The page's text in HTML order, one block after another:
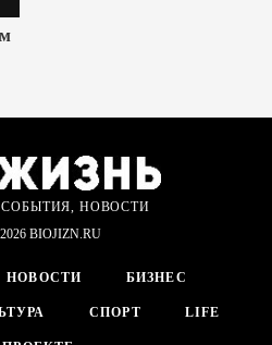
НОВОСТИ
BIOJIZN.RU
НОВОСТИ БИЗНЕС
СПОРТ LIFE